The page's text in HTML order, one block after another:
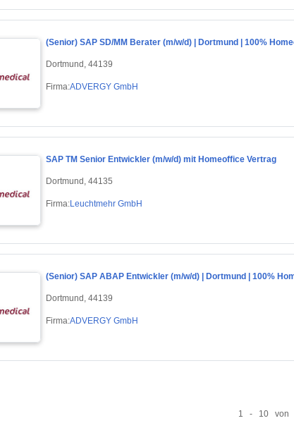
(Senior) SAP SD/MM Berater (m/w/d) | Dortmund | 100%
Dortmund, 44139
Firma:ADVERGY GmbH
SAP TM Senior Entwickler (m/w/d) mit Homeoffice Vertrag
Dortmund, 44135
Firma:Leuchtmehr GmbH
(Senior) SAP ABAP Entwickler (m/w/d) | Dortmund | 100%
Dortmund, 44139
Firma:ADVERGY GmbH
1 - 10 von